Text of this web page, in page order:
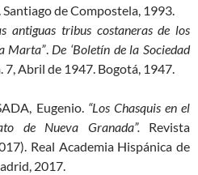
de Compostela, 1993.
antiguas tribus costaneras de los
Marta”. De ‘Boletín de la Sociedad
7, Abril de 1947. Bogotá, 1947.
Eugenio. “Los Chasquis en el
de Nueva Granada”. Revista
Real Academia Hispánica de
2017.